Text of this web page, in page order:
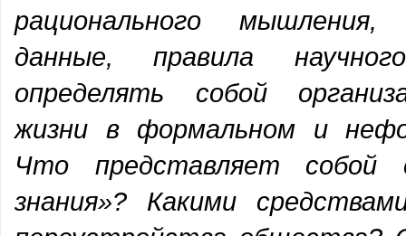
рационального
данные, правила
определять собой
жизни в формальном и
Что представляет собой
знания»? Какими